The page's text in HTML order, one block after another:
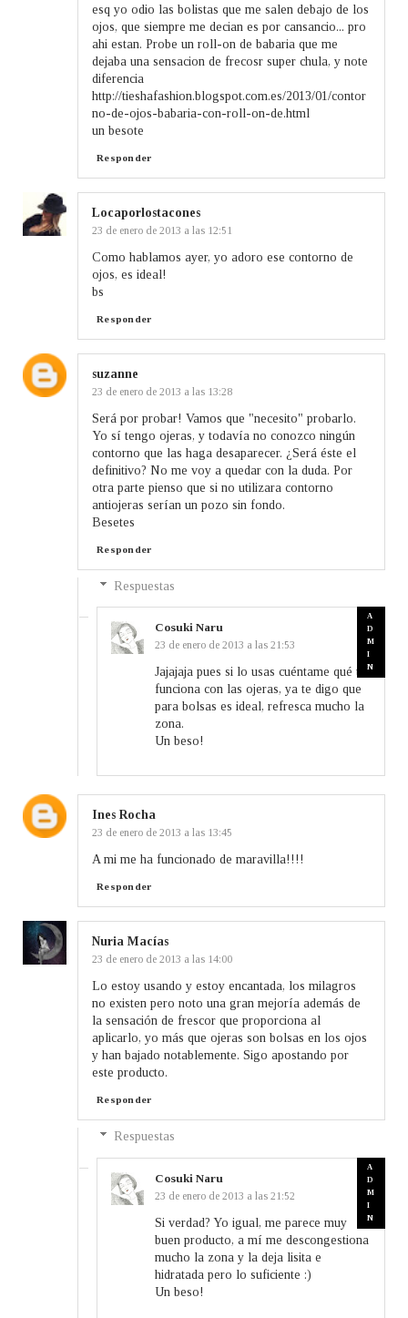
esq yo odio las bolistas que me salen debajo de los
ojos, que siempre me decian es por cansancio... pro
ahi estan. Probe un roll-on de babaria que me
dejaba una sensacion de frecosr super chula, y note
diferencia
http://tieshafashion.blogspot.com.es/2013/01/contor
no-de-ojos-babaria-con-roll-on-de.html
un besote
Responder
Locaporlostacones
23 de enero de 2013 a las 12:51
Como hablamos ayer, yo adoro ese contorno de
ojos, es ideal!
bs
Responder
suzanne
23 de enero de 2013 a las 13:28
Será por probar! Vamos que "necesito" probarlo.
Yo sí tengo ojeras, y todavía no conozco ningún
contorno que las haga desaparecer. ¿Será éste el
definitivo? No me voy a quedar con la duda. Por
otra parte pienso que si no utilizara contorno
antiojeras serían un pozo sin fondo.
Besetes
Responder
Respuestas
Cosuki Naru
23 de enero de 2013 a las 21:53
Jajajaja pues si lo usas cuéntame qué tal
funciona con las ojeras, ya te digo que
para bolsas es ideal, refresca mucho la
zona.
Un beso!
Ines Rocha
23 de enero de 2013 a las 13:45
A mi me ha funcionado de maravilla!!!!
Responder
Nuria Macías
23 de enero de 2013 a las 14:00
Lo estoy usando y estoy encantada, los milagros
no existen pero noto una gran mejoría además de
la sensación de frescor que proporciona al
aplicarlo, yo más que ojeras son bolsas en los ojos
y han bajado notablemente. Sigo apostando por
este producto.
Responder
Respuestas
Cosuki Naru
23 de enero de 2013 a las 21:52
Si verdad? Yo igual, me parece muy
buen producto, a mí me descongestiona
mucho la zona y la deja lisita e
hidratada pero lo suficiente :)
Un beso!